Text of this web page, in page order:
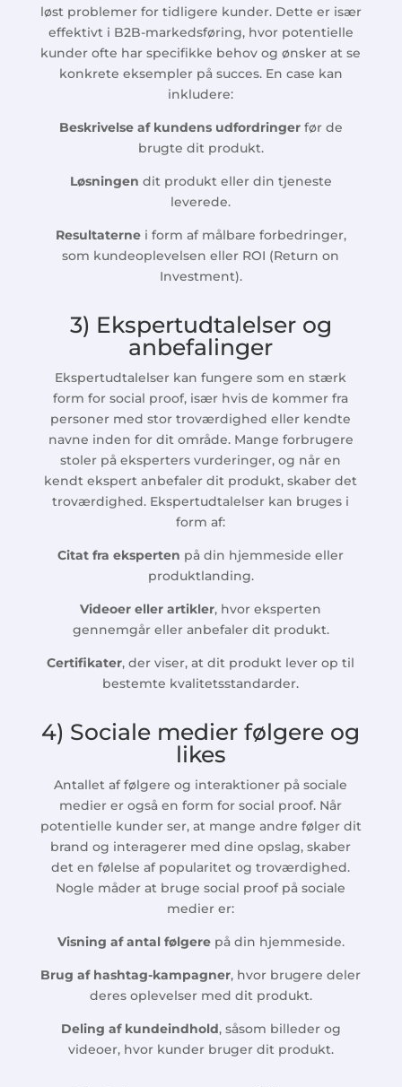
løst problemer for tidligere kunder. Dette er især
effektivt i B2B-markedsføring, hvor potentielle
kunder ofte har specifikke behov og ønsker at se
konkrete eksempler på succes. En case kan
inkludere:
Beskrivelse af kundens udfordringerfør de
brugte dit produkt.
Løsningen dit produkt eller din tjeneste
leverede.
Resultaternei form af målbare forbedringer,
som kundeoplevelsen eller ROI (Return on
Investment).
3) Ekspertudtalelser og
anbefalinger
Ekspertudtalelser kan fungere som en stærk
form for social proof, især hvis de kommer fra
personer med stor troværdighed eller kendte
navne inden for dit område. Mange forbrugere
stoler på eksperters vurderinger, og når en
kendt ekspert anbefaler dit produkt, skaber det
troværdighed. Ekspertudtalelser kan bruges i
form af:
Citat fra eksperten på din hjemmeside eller
produktlanding.
Videoer eller artikler, hvor eksperten
gennemgår eller anbefaler dit produkt.
Certifikater, der viser, at dit produkt lever op til
bestemte kvalitetsstandarder.
4) Sociale medier følgere og
likes
Antallet af følgere og interaktioner på sociale
medier er også en form for social proof. Når
potentielle kunder ser, at mange andre følger dit
brand og interagerer med dine opslag, skaber
det en følelse af popularitet og troværdighed.
Nogle måder at bruge social proof på sociale
medier er:
Visning af antal følgerepå din hjemmeside.
Brug af hashtag-kampagner, hvor brugere deler
deres oplevelser med dit produkt.
Deling af kundeindhold, såsom billeder og
videoer, hvor kunder bruger dit produkt.